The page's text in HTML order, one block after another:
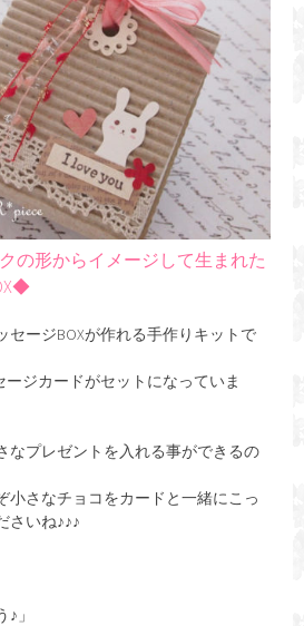
の形からイメージして生まれた
セージBOXが作れる手作りキットで
ージカードがセットになっていま
なプレゼントを入れる事ができるの
小さなチョコをカードと一緒にこっ
さいね♪♪♪
」